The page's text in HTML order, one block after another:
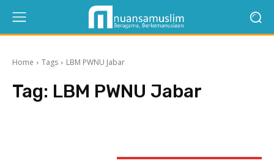
Home Tags LBM PWNU Jabar
Tag: LBM PWNU Jabar